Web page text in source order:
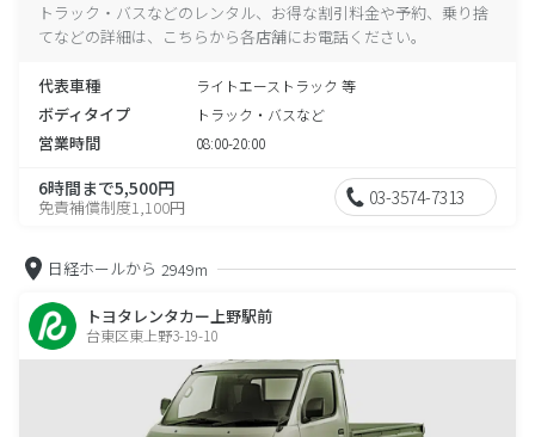
トラック・バスなどのレンタル、お得な割引料金や予約、乗り捨
てなどの詳細は、こちらから各店舗にお電話ください。
代表車種 ライトエーストラック 等
ボディタイプ トラック・バスなど
営業時間 08:00-20:00
6時間まで5,500円
免責補償制度1,100円 03-3574-7313
日経ホールから 2949m
トヨタレンタカー上野駅前
台東区東上野3-19-10